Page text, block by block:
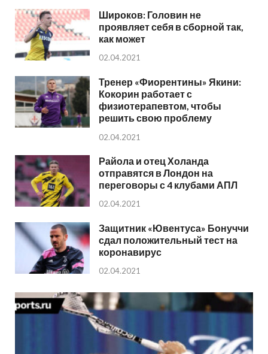
Широков: Головин не
проявляет себя в сборной так,
как может
02.04.2021
Тренер «Фиорентины» Якини:
Кокорин работает с
физиотерапевтом, чтобы
решить свою проблему
02.04.2021
Райола и отец Холанда
отправятся в Лондон на
переговоры с 4 клубами АПЛ
02.04.2021
Защитник «Ювентуса» Бонуччи
сдал положительный тест на
коронавирус
02.04.2021